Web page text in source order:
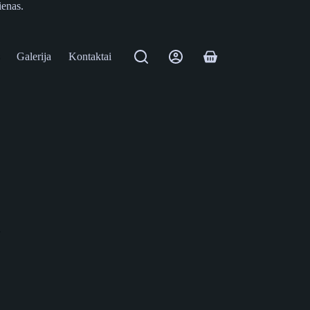
Galerija Kontaktai
Shopping